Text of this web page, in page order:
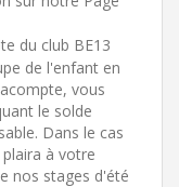
du club BE13
de l'enfant en
vous
le solde
Dans le cas
à votre
nos stages d'été